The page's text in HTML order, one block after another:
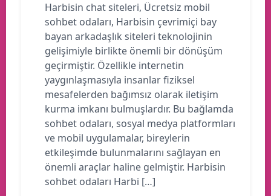
Harbisin chat siteleri, Ücretsiz mobil
sohbet odaları, Harbisin çevrimiçi bay
bayan arkadaşlık siteleri teknolojinin
gelişimiyle birlikte önemli bir dönüşüm
geçirmiştir. Özellikle internetin
yaygınlaşmasıyla insanlar fiziksel
mesafelerden bağımsız olarak iletişim
kurma imkanı bulmuşlardır. Bu bağlamda
sohbet odaları, sosyal medya platformları
ve mobil uygulamalar, bireylerin
etkileşimde bulunmalarını sağlayan en
önemli araçlar haline gelmiştir. Harbisin
sohbet odaları Harbi […]